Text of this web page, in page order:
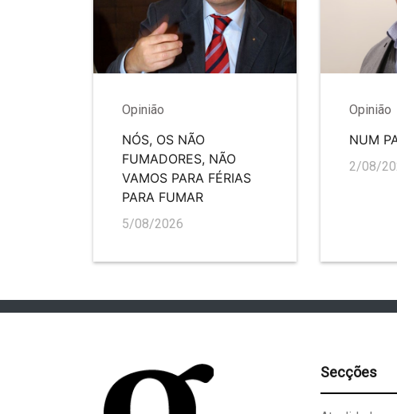
Opinião
NÓS, OS NÃO
FUMADORES, NÃO
VAMOS PARA FÉRIAS
PARA FUMAR
5/08/2026
Opinião
NUM
2/08/
Secções